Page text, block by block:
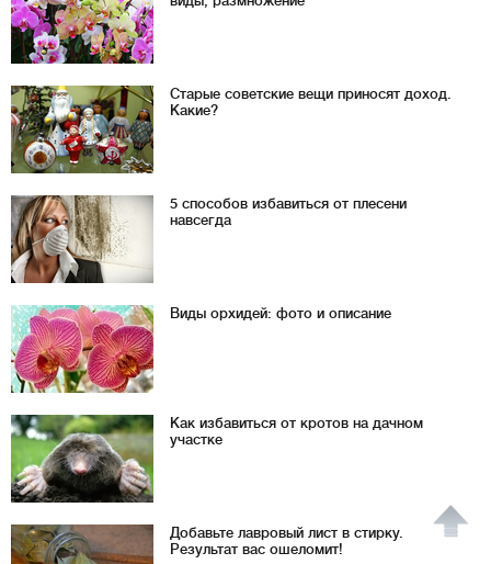
Старые советские вещи приносят доход.
Какие?
5 способов избавиться от плесени
навсегда
Виды орхидей: фото и описание
Как избавиться от кротов на дачном
участке
Добавьте лавровый лист в стирку.
Результат вас ошеломит!